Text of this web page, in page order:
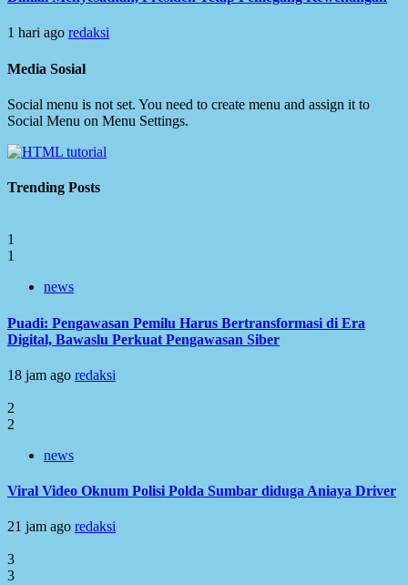
1 hari ago redaksi
Media Sosial
Social menu is not set. You need to create menu and assign it to
Social Menu on Menu Settings.
Trending Posts
1
1
news
Puadi: Pengawasan Pemilu Harus Bertransformasi di Era
Digital, Bawaslu Perkuat Pengawasan Siber
18 jam ago redaksi
2
2
news
Viral Video Oknum Polisi Polda Sumbar diduga Aniaya Driver
21 jam ago redaksi
3
3